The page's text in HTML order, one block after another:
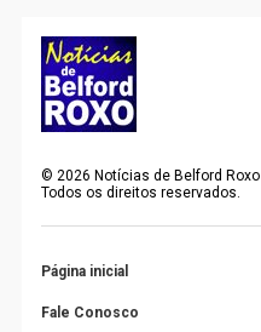
©2026 Notícias de Belford Roxo
Todos os direitos reservados.
Página inicial
Fale Conosco